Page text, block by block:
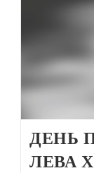
ДЕНЬ
ЛЕВА